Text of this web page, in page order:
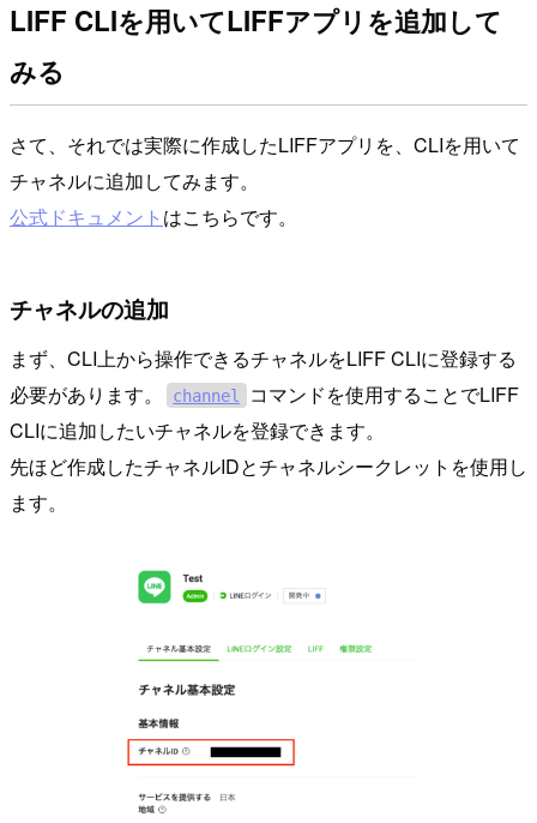
LIFF CLIを用いてLIFFアプリを追加して
みる
さて、それでは実際に作成したLIFFアプリを、CLIを用いて
チャネルに追加してみます。
公式ドキュメント はこちらです。
チャネルの追加
まず、CLI上から操作できるチャネルをLIFF CLIに登録する
必要があります。
channel
コマンドを使用することでLIFF
CLIに追加したいチャネルを登録できます。
先ほど作成したチャネルIDとチャネルシークレットを使用し
ます。